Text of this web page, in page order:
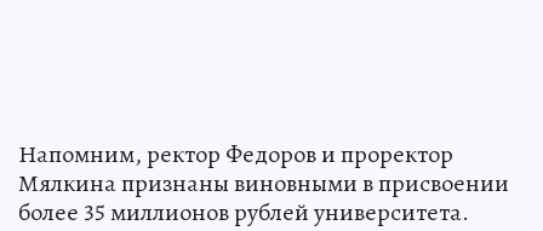
Напомним, ректор Федоров и проректор
Мялкина признаны виновными в присвоении
более 35 миллионов рублей университета.